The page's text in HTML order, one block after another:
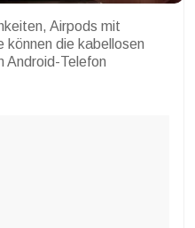
Airpods mit
können die kabellosen
Android-Telefon